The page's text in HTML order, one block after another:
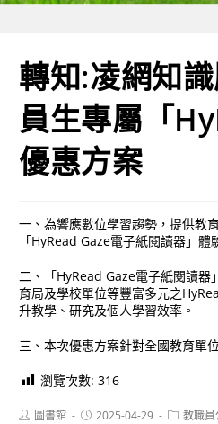
轉知:凌網知
員生專屬「
優惠方案
一、為響應數位學習趨勢，提供教
「HyRead Gaze電子紙閱讀器」體
二、「HyRead Gaze電子紙閱讀
育局及學校單位等豐富多元之
升教學、研究及個人學習效率。
三、本次優惠方案針對全國教育單
瀏覽次數: 316
Post圖書館
Post2025-04-29
Post教職